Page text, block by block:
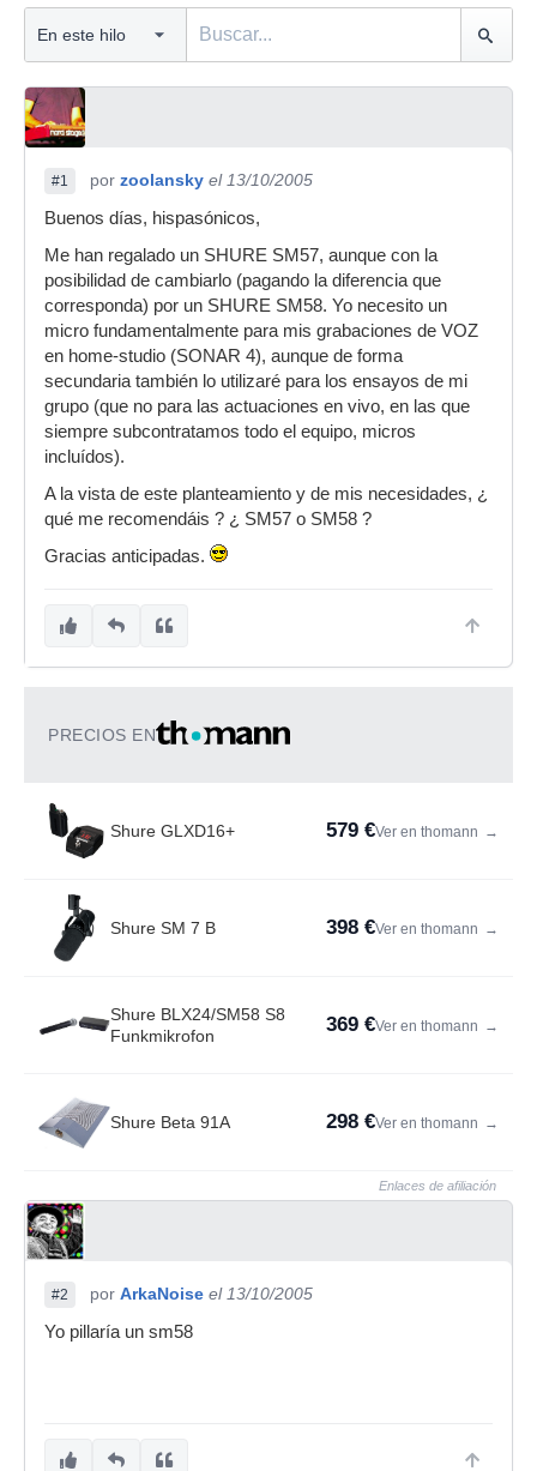
#1 por zoolansky el 13/10/2005
Buenos días, hispasónicos,
Me han regalado un SHURE SM57, aunque con la
posibilidad de cambiarlo (pagando la diferencia que
corresponda) por un SHURE SM58. Yo necesito un
micro fundamentalmente para mis grabaciones de VOZ
en home-studio (SONAR 4), aunque de forma
secundaria también lo utilizaré para los ensayos de mi
grupo (que no para las actuaciones en vivo, en las que
siempre subcontratamos todo el equipo, micros
incluídos).
A la vista de este planteamiento y de mis necesidades, ¿
qué me recomendáis ? ¿ SM57 o SM58 ?
Gracias anticipadas.
PRECIOS EN
Shure GLXD16+ 579 €Ver en thomann →
Shure SM 7 B 398 €Ver en thomann →
Shure BLX24/SM58 S8
Funkmikrofon
369 €Ver en thomann →
Shure Beta 91A 298 €Ver en thomann →
Enlaces de afiliación
#2 por ArkaNoise el 13/10/2005
Yo pillaría un sm58